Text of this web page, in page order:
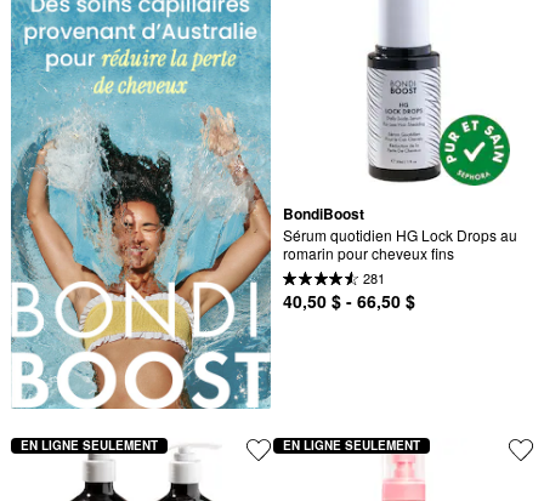
BondiBoost
Sérum quotidien HG Lock Drops au
romarin pour cheveux fins
281
40,50 $ - 66,50 $
EN LIGNE SEULEMENT EN LIGNE SEULEMENT